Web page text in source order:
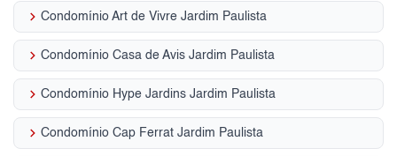
keyboard_arrow_right Condomínio Art de Vivre Jardim Paulista
keyboard_arrow_right Condomínio Casa de Avis Jardim Paulista
keyboard_arrow_right Condomínio Hype Jardins Jardim Paulista
keyboard_arrow_right Condomínio Cap Ferrat Jardim Paulista